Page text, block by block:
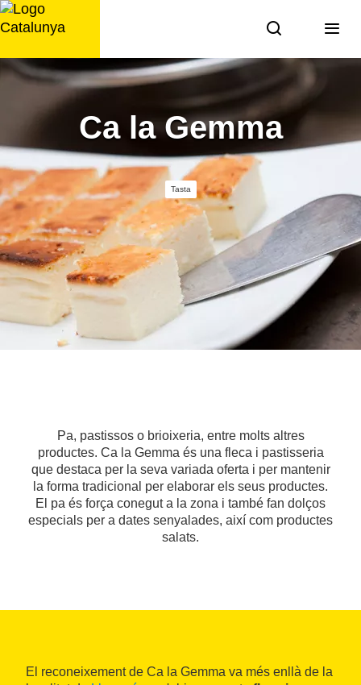
Saltar
al
Ca la Gemma
Tasta
Pa, pastissos o brioixeria, entre molts altres
productes. Ca la Gemma és una fleca i pastisseria
que destaca per la seva variada oferta i per mantenir
la forma tradicional per elaborar els seus productes.
El pa és força conegut a la zona i també fan dolços
especials per a dates senyalades, així com productes
salats.
El reconeixement de Ca la Gemma va més enllà de la